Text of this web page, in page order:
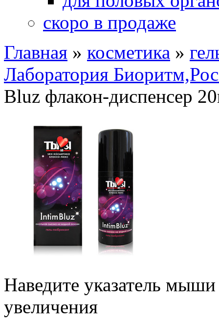
скоро в продаже
Главная » косметика »
Лаборатория
Bluz флакон-диспенсер
Наведите указатель
увеличения